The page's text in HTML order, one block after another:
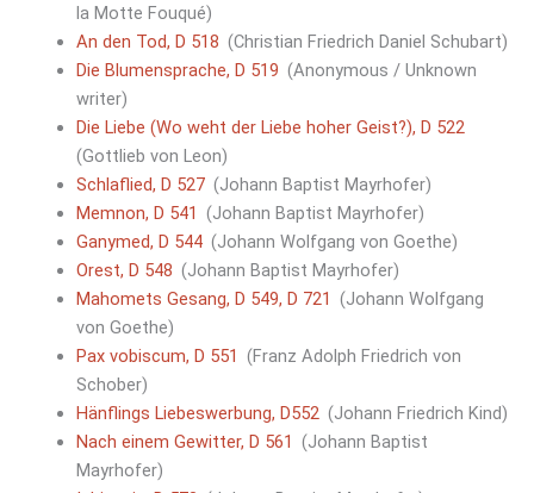
la Motte Fouqué)
An den Tod, D 518 (Christian Friedrich Daniel Schubart)
Die Blumensprache, D 519 (Anonymous / Unknown
writer)
Die Liebe (Wo weht der Liebe hoher Geist?), D 522
(Gottlieb von Leon)
Schlaflied, D 527(Johann Baptist Mayrhofer)
Memnon, D 541 (Johann Baptist Mayrhofer)
Ganymed, D 544(Johann Wolfgang von Goethe)
Orest, D 548 (Johann Baptist Mayrhofer)
Mahomets Gesang, D 549, D 721 (Johann Wolfgang
von Goethe)
Pax vobiscum, D 551 (Franz Adolph Friedrich von
Schober)
Hänflings Liebeswerbung, D552(Johann Friedrich Kind)
Nach einem Gewitter, D 561 (Johann Baptist
Mayrhofer)